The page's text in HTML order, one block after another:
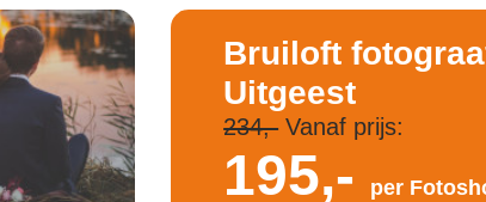
Bruiloft
Uitgeest
234,-Vanaf prijs:
195,- per